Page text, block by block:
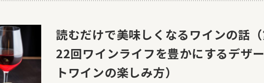
読むだけで美味しくなるワインの話
22回ワインライフを豊かにするデザー
トワインの楽しみ方）